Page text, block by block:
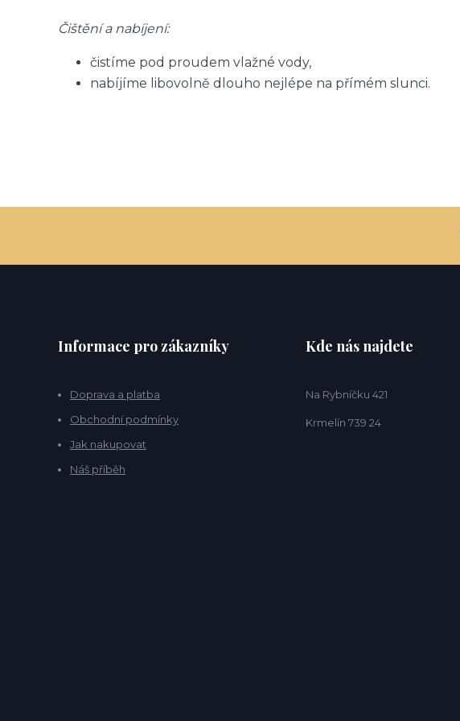
Čištění a nabíjení:
čistíme pod proudem vlažné vody,
nabíjíme libovolně dlouho nejlépe na přímém slunci.
Informace pro zákazníky
Doprava a platba
Obchodní podmínky
Jak nakupovat
Náš příběh
Kde nás najdete
Na Rybníčku 421
Krmelín 739 24